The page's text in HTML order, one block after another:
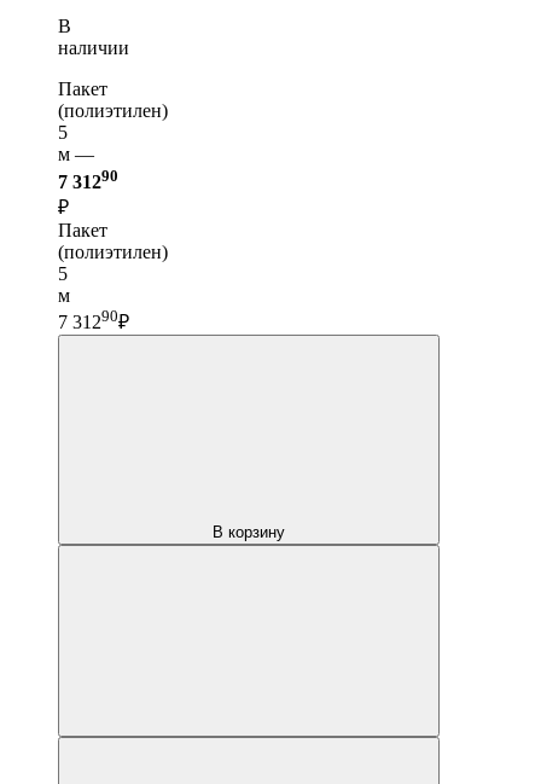
В
наличии
Пакет
(полиэтилен)
5
м —
7 31290
₽
Пакет
(полиэтилен)
5
м
7 31290₽
В корзину